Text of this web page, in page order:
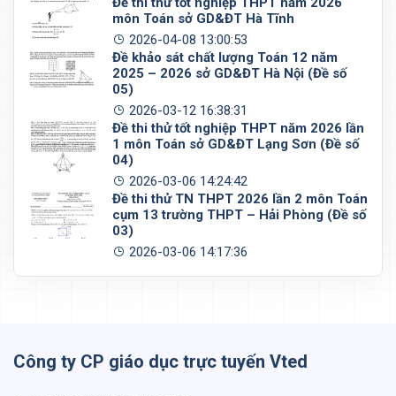
môn Toán sở GD&ĐT Hà Tĩnh
2026-04-08 13:00:53
Đề khảo sát chất lượng Toán 12 năm
2025 – 2026 sở GD&ĐT Hà Nội (Đề số
05)
2026-03-12 16:38:31
Đề thi thử tốt nghiệp THPT năm 2026 lần
1 môn Toán sở GD&ĐT Lạng Sơn (Đề số
04)
2026-03-06 14:24:42
Đề thi thử TN THPT 2026 lần 2 môn Toán
cụm 13 trường THPT – Hải Phòng (Đề số
03)
2026-03-06 14:17:36
Công ty CP giáo dục trực tuyến Vted